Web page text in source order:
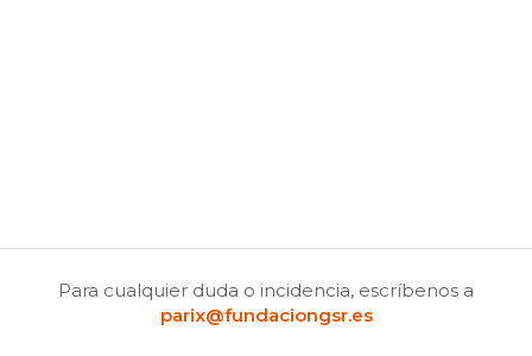
Para cualquier duda o incidencia, escríbenos a
parix@fundaciongsr.es